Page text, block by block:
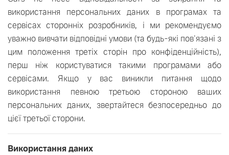
використання персональних даних в програмах та
сервісах сторонніх розробників, і ми рекомендуємо
уважно вивчати відповідні умови (та будь-які пов'язані з
цим положення третіх сторін про конфіденційність),
перш ніж користуватися такими програмами або
сервісами. Якщо у вас виникли питання щодо
використання певною третьою стороною ваших
персональних даних, звертайтеся безпосередньо до
цієї третьої сторони.
Використання даних